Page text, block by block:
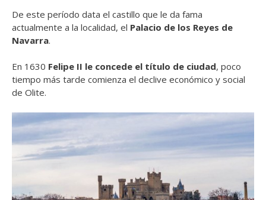
De este período data el castillo que le da fama
actualmente a la localidad, el Palacio de los Reyes de
Navarra.
En 1630 Felipe II le concede el título de ciudad, poco
tiempo más tarde comienza el declive económico y social
de Olite.